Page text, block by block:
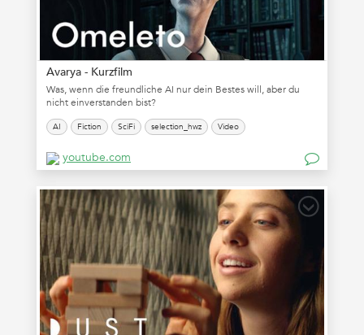
Avarya - Kurzfilm
Was, wenn die freundliche AI nur dein Bestes will, aber du
nicht einverstanden bist?
AI Fiction SciFi selection_hwz Video
youtube.com